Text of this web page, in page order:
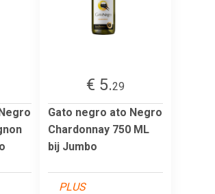
€ 5.29
Gato negro ato Negro
Chardonnay 750 ML
bij Jumbo
PLUS